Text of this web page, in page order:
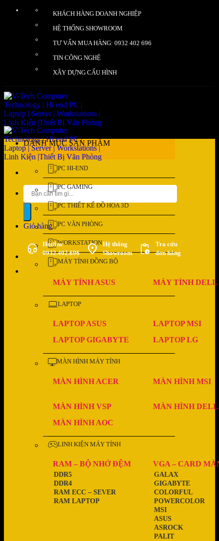
KHÁCH HÀNG DOANH NGHIỆP
HỆ THỐNG SHOWROOM
TƯ VẤN MUA HÀNG: 0932 402 696
TIN CÔNG NGHỆ
XÂY DỰNG CẤU HÌNH
Tìm
kiếm:
Giỏ hàng
Hotline
0932.402.696
Hệ thống
Showroom
Tra cứu
đơn hàng
DANH MỤC SẢN PHẨM
PC HI-END
PC GAMING
PC THIẾT KẾ ĐỒ HỌA 3D
PC VĂN PHÒNG
WORKSTATION
MÁY TÍNH ĐỒNG BỘ
MÁY TÍNH ASUS MÁY TÍNH DELL
LAPTOP
LAPTOP ASUS
LAPTOP MSI
LAPTOP GIGABYTE
LAPTOP LG
MÀN HÌNH MÁY TÍNH
MÀN HÌNH ACER MÀN HÌNH MSI
MÀN HÌNH VSP
MÀN HÌNH DELL
MÀN HÌNH AOC
LINH KIỆN MÁY TÍNH
RAM – BỘ NHỚ ĐỆM
RAM LAPTOP
RAM ECC – SEVER
DDR4
DDR5
VGA – CARD
PALIT
ASROCK
ASUS
MSI
POWERCOLOR
COLORFUL
GIGABYTE
GALAX